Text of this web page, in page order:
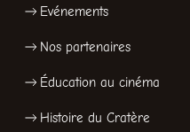
Evénements
Nos partenaires
Éducation au cinéma
Histoire du Cratère